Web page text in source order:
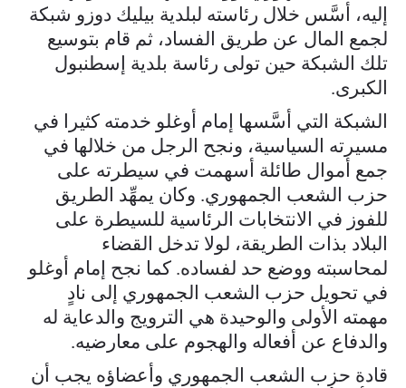
إليه، أسَّس خلال رئاسته لبلدية بيليك دوزو شبكة
لجمع المال عن طريق الفساد، ثم قام بتوسيع
تلك الشبكة حين تولى رئاسة بلدية إسطنبول
الكبرى.
الشبكة التي أسَّسها إمام أوغلو خدمته كثيرا في
مسيرته السياسية، ونجح الرجل من خلالها في
جمع أموال طائلة أسهمت في سيطرته على
حزب الشعب الجمهوري. وكان يمهِّد الطريق
للفوز في الانتخابات الرئاسية للسيطرة على
البلاد بذات الطريقة، لولا تدخل القضاء
لمحاسبته ووضع حد لفساده. كما نجح إمام أوغلو
في تحويل حزب الشعب الجمهوري إلى نادٍ
مهمته الأولى والوحيدة هي الترويج والدعاية له
والدفاع عن أفعاله والهجوم على معارضيه.
قادة حزب الشعب الجمهوري وأعضاؤه يجب أن